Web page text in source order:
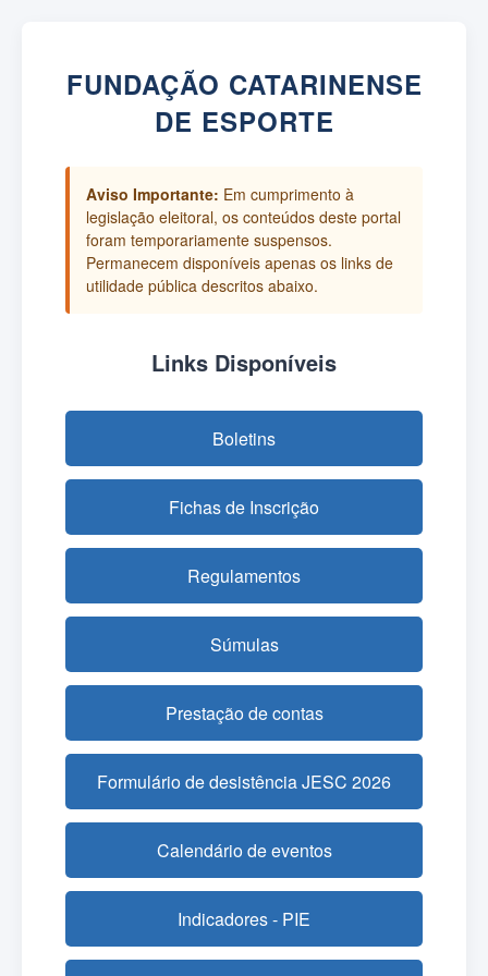
FUNDAÇÃO CATARINENSE
DE ESPORTE
Aviso Importante: Em cumprimento à
legislação eleitoral, os conteúdos deste portal
foram temporariamente suspensos.
Permanecem disponíveis apenas os links de
utilidade pública descritos abaixo.
Links Disponíveis
Boletins
Fichas de Inscrição
Regulamentos
Súmulas
Prestação de contas
Formulário de desistência JESC 2026
Calendário de eventos
Indicadores - PIE